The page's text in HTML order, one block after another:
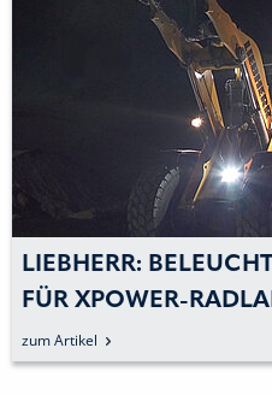
LIEBHERR:
FÜR XPOWER-
zum Artikel